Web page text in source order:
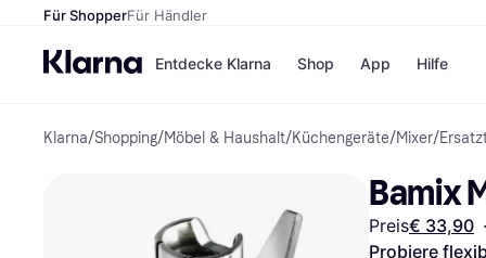
Für ShopperFür Händler
Entdecke Klarna
Zahlungsmethoden
Sofort bezahlen
Bezahle in 3
Teilzahlungen
Bezahle in bis zu 30
Shop
Shops
H&M
Temu
App Hilfe
Klarna/Shopping/Möbel & Haushalt/Küchengeräte/Mixer/
Bamix
Preis€ 33,90 ·
Probiere